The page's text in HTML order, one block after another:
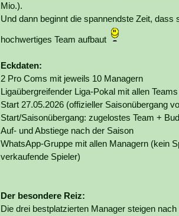
Mio.).
Und dann beginnt die spannendste Zeit,
hochwertiges Team aufbaut
Eckdaten:
2 Pro Coms mit jeweils 10 Managern
Ligaübergreifender Liga-Pokal mit allen
Start 27.05.2026 (offizieller Saisonübergang
Start/Saisonübergang: zugelostes Team +
Auf- und Abstiege nach der Saison
WhatsApp-Gruppe mit allen Managern (kein
verkaufende Spieler)
Der besondere Reiz:
Die drei bestplatzierten Manager steigen